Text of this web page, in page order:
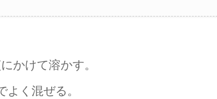
かけて溶かす。
く混ぜる。